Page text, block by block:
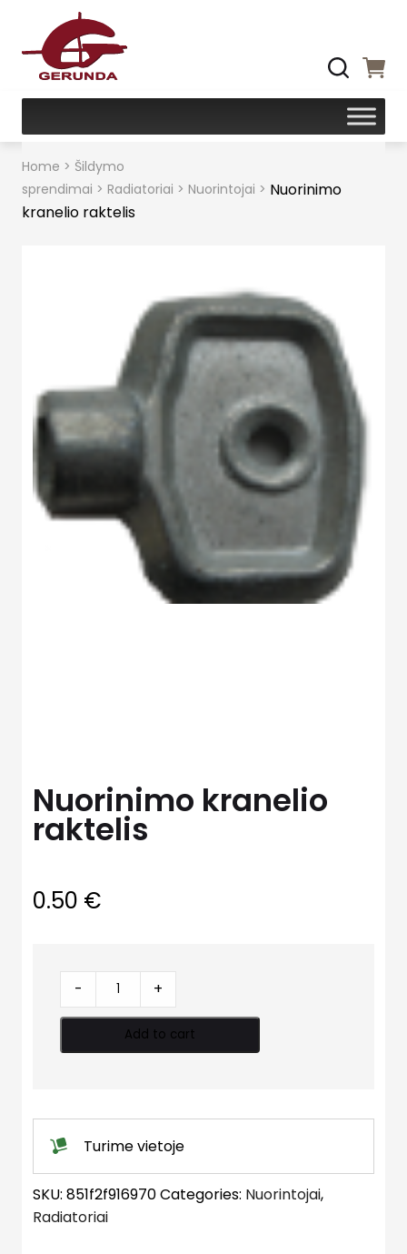
Home > Šildymo
sprendimai > Radiatoriai > Nuorintojai > Nuorinimo
kranelio raktelis
Nuorinimo kranelio
raktelis
0.50 €
Nuorinimo
kranelio
quantity
- +
Add to cart
Turime vietoje
SKU: 851f2f916970Categories: Nuorintojai,
Radiatoriai